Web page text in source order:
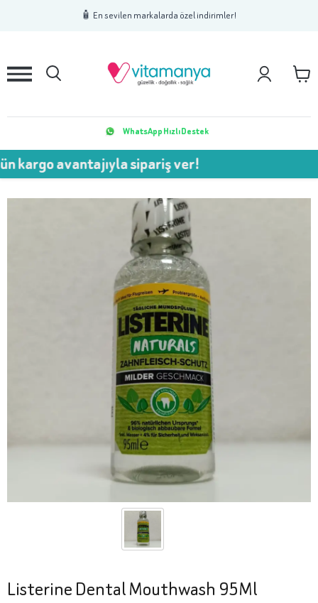
🧴 En sevilen markalarda özel indirimler!
2 3
WhatsApp Hızlı Destek
avantajıyla sipariş ver!
Listerine Dental Mouthwash 95Ml